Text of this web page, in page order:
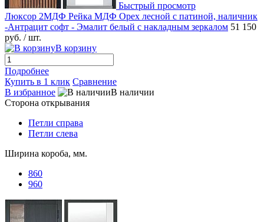
Быстрый просмотр
Люксор 2МДФ Рейка МДФ Орех лесной с патиной, наличник
-Антрацит софт - Эмалит белый с накладным зеркалом 51 150
руб. / шт.
В корзину
Подробнее
Купить в 1 клик Сравнение
В избранное
В наличии
Сторона открывания
Петли справа
Петли слева
Ширина короба, мм.
860
960